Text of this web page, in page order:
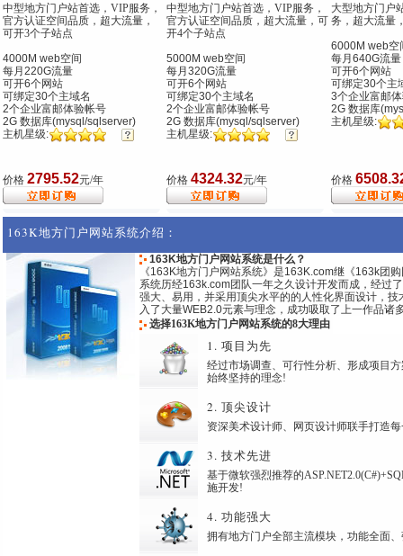
中型地方门户站首选，VIP服务，
官方认证空间品质，超大流量，
可开3个子站点
4000M web空间
每月220G流量
可开6个网站
可绑定30个主域名
2个企业富邮体验帐号
2G 数据库(mysql/sqlserver)
主机星级:
中型地方门户站首选，VIP服务，
官方认证空间品质，超大流量，可
开4个子站点
5000M web空间
每月320G流量
可开6个网站
可绑定30个主域名
2个企业富邮体验帐号
2G 数据库(mysql/sqlserver)
主机星级:
大型地方门户
务，超大流量
6000M web空
每月640G流量
可开6个网站
可绑定30个主
3个企业富邮
2G 数据库
主机星级:
价格 2795.52元/年 价格 4324.32元/年 价格
163K地方门户网站系统介绍：
163K地方门户网站系统是什么？
《163K地方门户网站系统》是163K.com继《163k团
系统历经163k.com团队一年之久设计开发而成，经过
强大、易用，并采用顶尖水平的的人性化界面设计，
入了大量WEB2.0元素与理念，成功吸取了上一作品诸
选择163K地方门户网站系统的8大理由
1. 项目为先
经过市场调查、可行性分析、形成项目
始终坚持的理念!
2. 顶尖设计
资深美术设计师、网页设计师联手打造
3. 技术先进
基于微软强烈推荐的
施开发!
4. 功能强大
拥有地方门户全部主流模块，功能全面